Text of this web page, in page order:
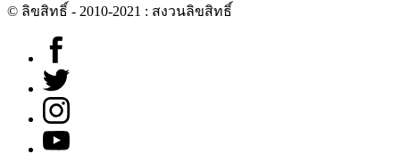
© ลิขสิทธิ์ - 2010-2021 : สงวนลิขสิทธิ์